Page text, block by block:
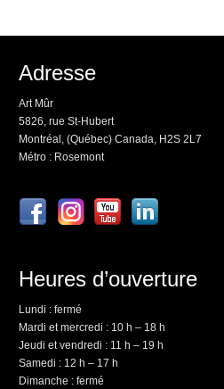
Adresse
Art Mûr
5826, rue St-Hubert
Montréal, (Québec) Canada, H2S 2L7
Métro : Rosemont
Heures d’ouverture
Lundi : fermé
Mardi et mercredi : 10 h – 18 h
Jeudi et vendredi : 11 h – 19 h
Samedi : 12 h – 17 h
Dimanche : fermé